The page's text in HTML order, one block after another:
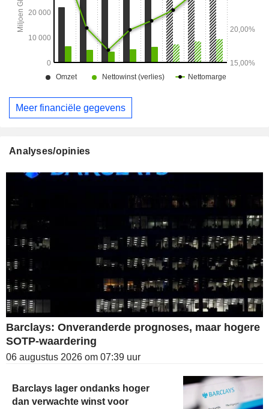
Meer financiële gegevens
Analyses/opinies
Barclays: Onveranderde prognoses, maar hogere
SOTP-waardering
06 augustus 2026 om 07:39 uur
Barclays lager ondanks hoger
dan verwachte winst voor